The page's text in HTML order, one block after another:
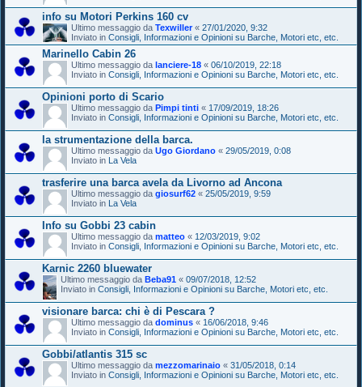
info su Motori Perkins 160 cv
Ultimo messaggio da Texwiller« 27/01/2020, 9:32
Inviato in Consigli, Informazioni e Opinioni su Barche, Motori etc, etc.
Marinello Cabin 26
Ultimo messaggio da lanciere-18 « 06/10/2019, 22:18
Inviato in Consigli, Informazioni e Opinioni su Barche, Motori etc, etc.
Opinioni porto di Scario
Ultimo messaggio da Pimpi tinti « 17/09/2019, 18:26
Inviato in Consigli, Informazioni e Opinioni su Barche, Motori etc, etc.
la strumentazione della barca.
Ultimo messaggio da Ugo Giordano « 29/05/2019, 0:08
Inviato in La Vela
trasferire una barca avela da Livorno ad Ancona
Ultimo messaggio da giosurf62 « 25/05/2019, 9:59
Inviato in La Vela
Info su Gobbi 23 cabin
Ultimo messaggio da matteo « 12/03/2019, 9:02
Inviato in Consigli, Informazioni e Opinioni su Barche, Motori etc, etc.
Karnic 2260 bluewater
Ultimo messaggio da Beba91 « 09/07/2018, 12:52
Inviato in Consigli, Informazioni e Opinioni su Barche, Motori etc, etc.
visionare barca: chi è di Pescara ?
Ultimo messaggio da dominus « 16/06/2018, 9:46
Inviato in Consigli, Informazioni e Opinioni su Barche, Motori etc, etc.
Gobbi/atlantis 315 sc
Ultimo messaggio da mezzomarinaio « 31/05/2018, 0:14
Inviato in Consigli, Informazioni e Opinioni su Barche, Motori etc, etc.